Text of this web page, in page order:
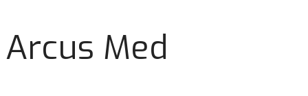
Arcus Med